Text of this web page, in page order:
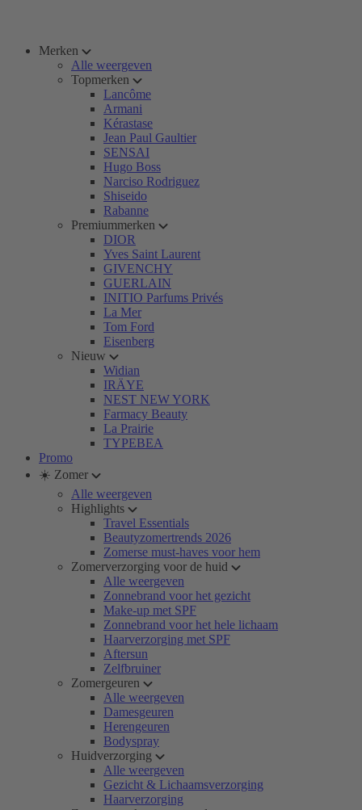
Merken
Alle weergeven
Topmerken
Lancôme
Armani
Kérastase
Jean Paul Gaultier
SENSAI
Hugo Boss
Narciso Rodriguez
Shiseido
Rabanne
Premiummerken
DIOR
Yves Saint Laurent
GIVENCHY
GUERLAIN
INITIO Parfums Privés
La Mer
Tom Ford
Eisenberg
Nieuw
Widian
IRÄYE
NEST NEW YORK
Farmacy Beauty
La Prairie
TYPEBEA
Promo
☀️ Zomer
Alle weergeven
Highlights
Travel Essentials
Beautyzomertrends 2026
Zomerse must-haves voor hem
Zomerverzorging voor de huid
Alle weergeven
Zonnebrand voor het gezicht
Make-up met SPF
Zonnebrand voor het hele lichaam
Haarverzorging met SPF
Aftersun
Zelfbruiner
Zomergeuren
Alle weergeven
Damesgeuren
Herengeuren
Bodyspray
Huidverzorging
Alle weergeven
Gezicht & Lichaamsverzorging
Haarverzorging